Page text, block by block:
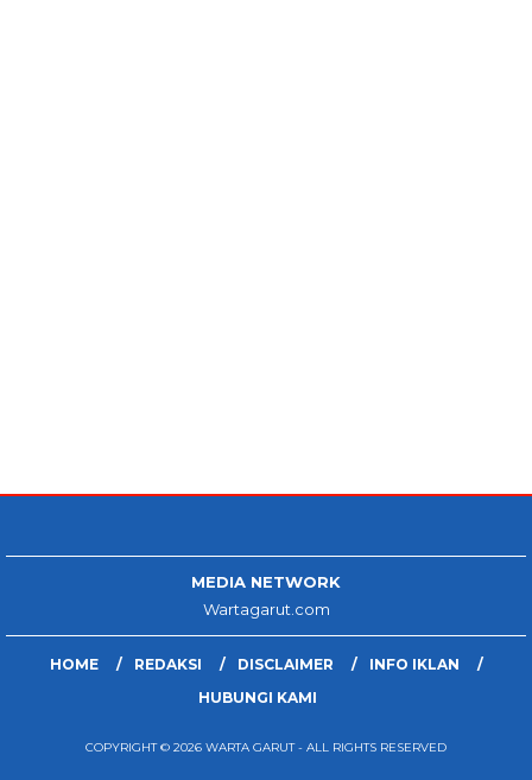
MEDIA NETWORK
Wartagarut.com
HOME REDAKSI DISCLAIMER
INFO IKLAN
HUBUNGI KAMI
COPYRIGHT © 2026 WARTA GARUT - ALL RIGHTS RESERVED